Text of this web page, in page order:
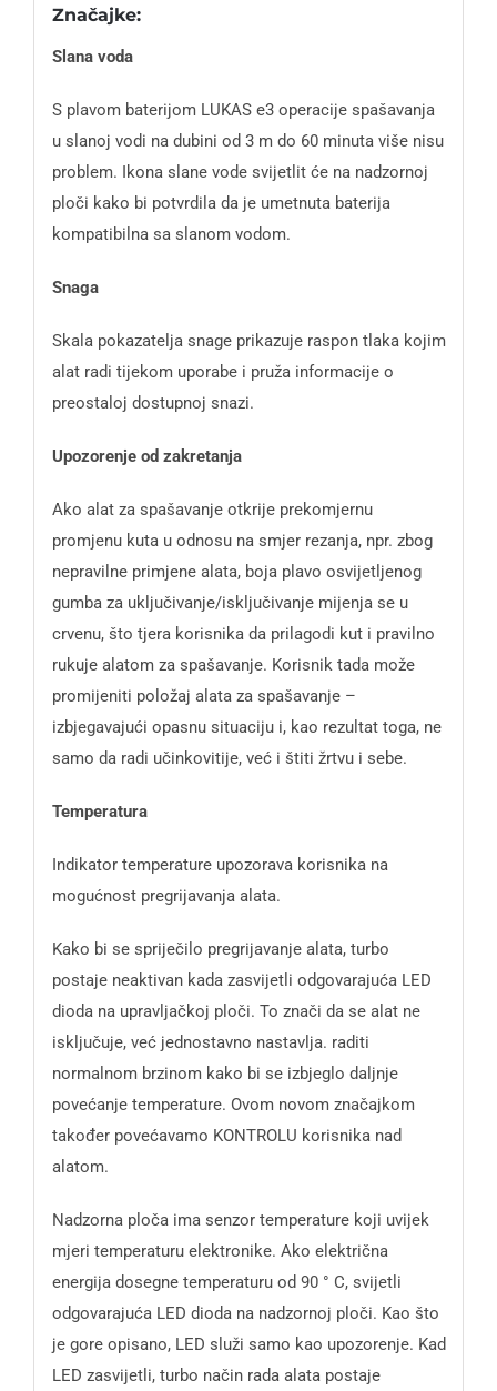
Značajke:
Slana voda
S plavom baterijom LUKAS e3 operacije spašavanja
u slanoj vodi na dubini od 3 m do 60 minuta više nisu
problem. Ikona slane vode svijetlit će na nadzornoj
ploči kako bi potvrdila da je umetnuta baterija
kompatibilna sa slanom vodom.
Snaga
Skala pokazatelja snage prikazuje raspon tlaka kojim
alat radi tijekom uporabe i pruža informacije o
preostaloj dostupnoj snazi.
Upozorenje od zakretanja
Ako alat za spašavanje otkrije prekomjernu
promjenu kuta u odnosu na smjer rezanja, npr. zbog
nepravilne primjene alata, boja plavo osvijetljenog
gumba za uključivanje/isključivanje mijenja se u
crvenu, što tjera korisnika da prilagodi kut i pravilno
rukuje alatom za spašavanje. Korisnik tada može
promijeniti položaj alata za spašavanje –
izbjegavajući opasnu situaciju i, kao rezultat toga, ne
samo da radi učinkovitije, već i štiti žrtvu i sebe.
Temperatura
Indikator temperature upozorava korisnika na
mogućnost pregrijavanja alata.
Kako bi se spriječilo pregrijavanje alata, turbo
postaje neaktivan kada zasvijetli odgovarajuća LED
dioda na upravljačkoj ploči. To znači da se alat ne
isključuje, već jednostavno nastavlja. raditi
normalnom brzinom kako bi se izbjeglo daljnje
povećanje temperature. Ovom novom značajkom
također povećavamo KONTROLU korisnika nad
alatom.
Nadzorna ploča ima senzor temperature koji uvijek
mjeri temperaturu elektronike. Ako električna
energija dosegne temperaturu od 90 ° C, svijetli
odgovarajuća LED dioda na nadzornoj ploči. Kao što
je gore opisano, LED služi samo kao upozorenje. Kad
LED zasvijetli, turbo način rada alata postaje